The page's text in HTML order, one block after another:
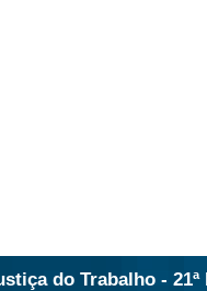
do Trabalho - 21ª